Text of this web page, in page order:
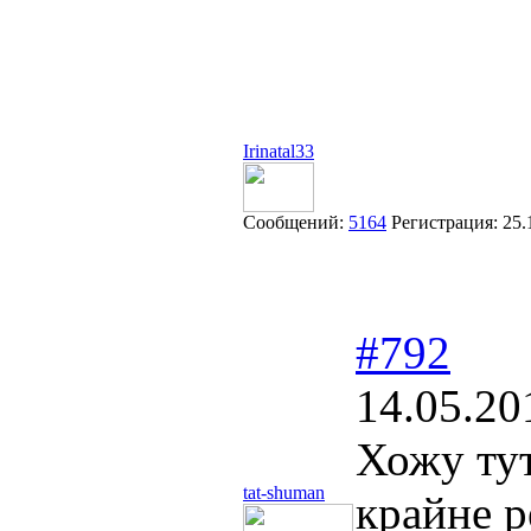
Irinatal33
Сообщений: 5164 Регистрация:
tat-shuman
#792
Хожу
крайне